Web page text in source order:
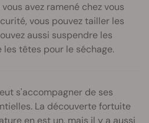
avez ramené chez vous
vous pouvez tailler les
aussi suspendre les
têtes pour le séchage.
s'accompagner de ses
La découverte fortuite
en est un, mais il y a aussi